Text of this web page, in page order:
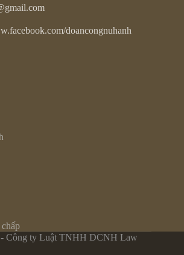
doancongnuhanh
Công ty Luật TNHH DCNH Law